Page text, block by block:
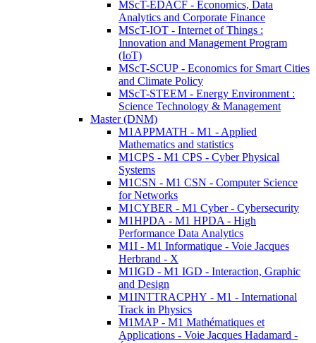
MScT-EDACF - Economics, Data
Analytics and Corporate Finance
MScT-IOT - Internet of Things :
Innovation and Management Program
(IoT)
MScT-SCUP - Economics for Smart Cities
and Climate Policy
MScT-STEEM - Energy Environment :
Science Technology & Management
Master (DNM)
M1APPMATH - M1 - Applied
Mathematics and statistics
M1CPS - M1 CPS - Cyber Physical
Systems
M1CSN - M1 CSN - Computer Science
for Networks
M1CYBER - M1 Cyber - Cybersecurity
M1HPDA - M1 HPDA - High
Performance Data Analytics
M1I - M1 Informatique - Voie Jacques
Herbrand - X
M1IGD - M1 IGD - Interaction, Graphic
and Design
M1INTTRACPHY - M1 - International
Track in Physics
M1MAP - M1 Mathématiques et
Applications - Voie Jacques Hadamard -